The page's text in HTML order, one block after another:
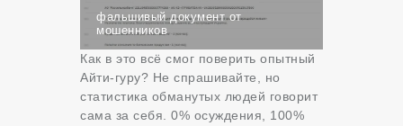
фальшивый документ от
мошенников
Как в это всё смог поверить опытный
Айти-гуру? Не спрашивайте, но
статистика обманутых людей говорит
сама за себя. 0% осуждения, 100%